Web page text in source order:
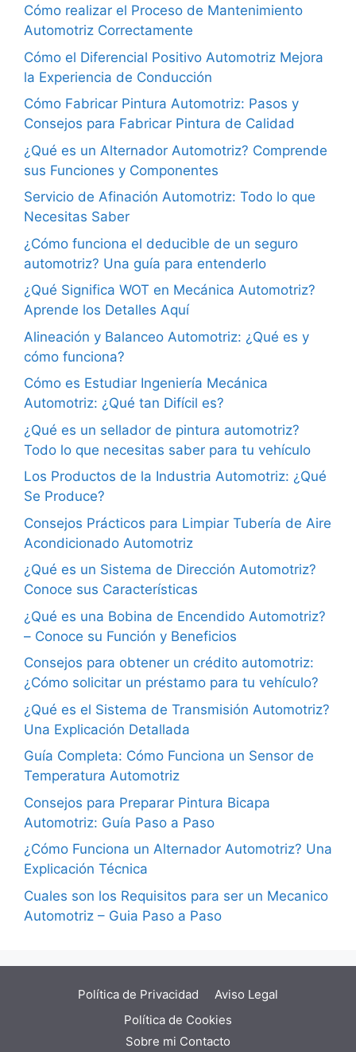
Cómo realizar el Proceso de Mantenimiento
Automotriz Correctamente
Cómo el Diferencial Positivo Automotriz Mejora
la Experiencia de Conducción
Cómo Fabricar Pintura Automotriz: Pasos y
Consejos para Fabricar Pintura de Calidad
¿Qué es un Alternador Automotriz? Comprende
sus Funciones y Componentes
Servicio de Afinación Automotriz: Todo lo que
Necesitas Saber
¿Cómo funciona el deducible de un seguro
automotriz? Una guía para entenderlo
¿Qué Significa WOT en Mecánica Automotriz?
Aprende los Detalles Aquí
Alineación y Balanceo Automotriz: ¿Qué es y
cómo funciona?
Cómo es Estudiar Ingeniería Mecánica
Automotriz: ¿Qué tan Difícil es?
¿Qué es un sellador de pintura automotriz?
Todo lo que necesitas saber para tu vehículo
Los Productos de la Industria Automotriz: ¿Qué
Se Produce?
Consejos Prácticos para Limpiar Tubería de Aire
Acondicionado Automotriz
¿Qué es un Sistema de Dirección Automotriz?
Conoce sus Características
¿Qué es una Bobina de Encendido Automotriz?
– Conoce su Función y Beneficios
Consejos para obtener un crédito automotriz:
¿Cómo solicitar un préstamo para tu vehículo?
¿Qué es el Sistema de Transmisión Automotriz?
Una Explicación Detallada
Guía Completa: Cómo Funciona un Sensor de
Temperatura Automotriz
Consejos para Preparar Pintura Bicapa
Automotriz: Guía Paso a Paso
¿Cómo Funciona un Alternador Automotriz? Una
Explicación Técnica
Cuales son los Requisitos para ser un Mecanico
Automotriz – Guia Paso a Paso
Política de Privacidad
Aviso Legal
Política de Cookies
Sobre mi Contacto